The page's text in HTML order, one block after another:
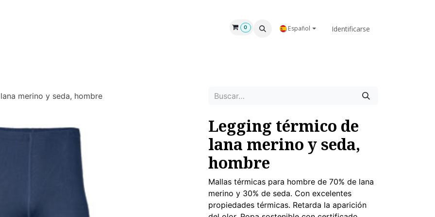
NOSOTROS
0 Español Identificarse
merino y seda, hombre
Legging térmico de
lana merino y seda,
hombre
Mallas térmicas para hombre de 70% de lana
merino y 30% de seda. Con excelentes
propiedades térmicas. Retarda la aparición